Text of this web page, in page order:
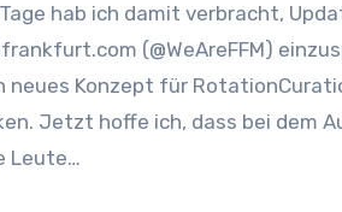
hab ich damit verbracht,
(@WeAreFFM)
neues Konzept für
Jetzt hoffe ich, dass bei dem
Leute…